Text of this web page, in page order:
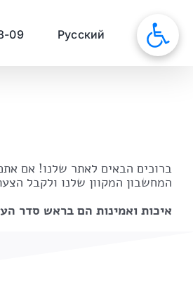
סאונות Русский
09
ברוכים הבאים לאתר שלנו! אם
המחשבון המקוון שלנו ולקבל
איכות ואמינות הם בראש סדר